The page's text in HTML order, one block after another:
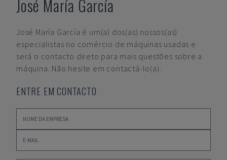
José María García
José María García é um(a) dos(as) nossos(as)
especialistas no comércio de máquinas usadas e
será o contacto direto para mais questões sobre a
máquina. Não hesite em contactá-lo(a).
ENTRE EM CONTACTO